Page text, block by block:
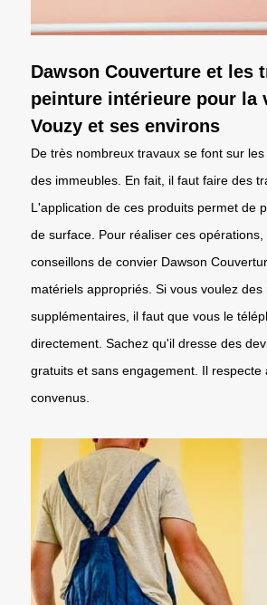
Dawson Couverture et les
peinture intérieure pour la
Vouzy et ses environs
De très nombreux travaux se font sur
des immeubles. En fait, il faut faire des
L'application de ces produits permet de
de surface. Pour réaliser ces opérations,
conseillons de convier Dawson
matériels appropriés. Si vous voulez
supplémentaires, il faut que vous le
directement. Sachez qu'il dresse des
gratuits et sans engagement. Il respecte
convenus.